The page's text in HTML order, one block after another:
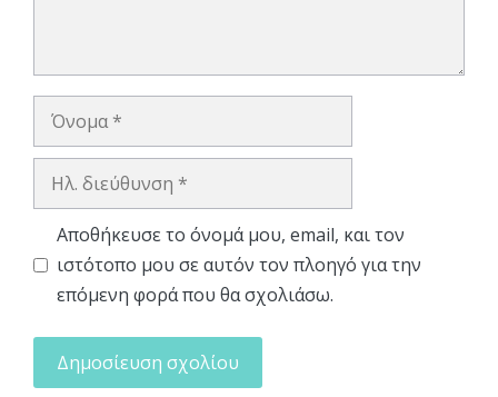
Όνομα
Ηλ.
Αποθήκευσε το όνομά μου, email, και τον
ιστότοπο μου σε αυτόν τον πλοηγό για την
επόμενη φορά που θα σχολιάσω.